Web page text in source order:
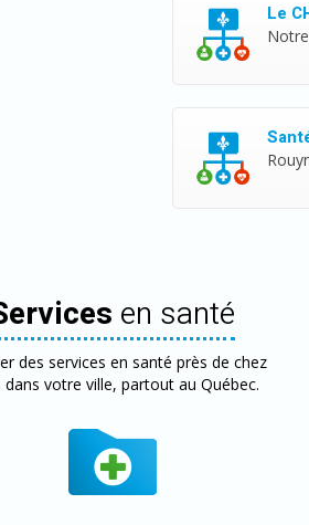
Le
en santé
des services en santé près de chez
dans votre ville, partout au Québec.